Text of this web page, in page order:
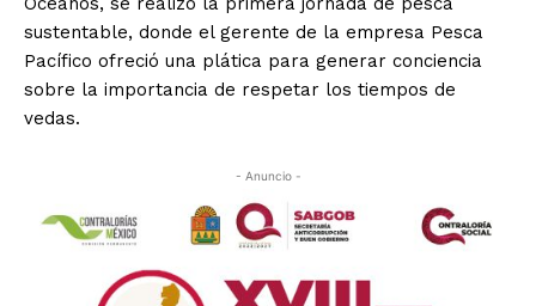
sustentable, donde el gerente de la empresa Pesca
Pacífico ofreció una plática para generar conciencia
sobre la importancia de respetar los tiempos de
vedas.
- Anuncio -